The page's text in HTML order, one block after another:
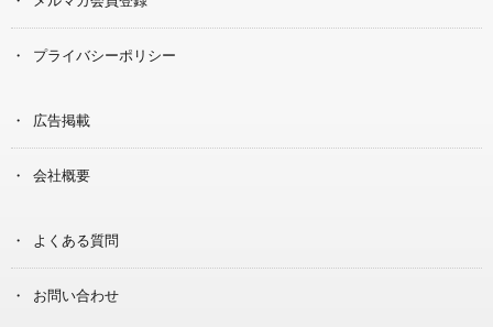
プライバシーポリシー
広告掲載
会社概要
よくある質問
お問い合わせ